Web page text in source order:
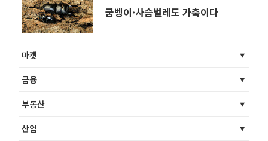
굼벵이·사슴벌레도 가축이다
마켓
금융
부동산
산업